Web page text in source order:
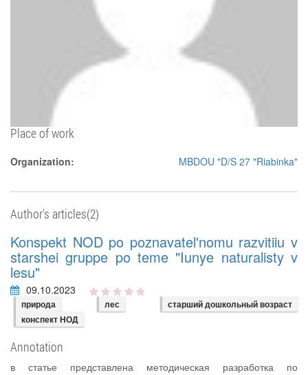
Place of work
Organization: MBDOU "D/S 27 "Riabinka"
Author's articles(2)
Konspekt NOD po poznavatel'nomu razvitiiu v
starshei gruppe po teme "Iunye naturalisty v
lesu"
09.10.2023
природа лес
старший дошкольный возраст
конспект НОД
Annotation
в статье представлена методическая разработка по